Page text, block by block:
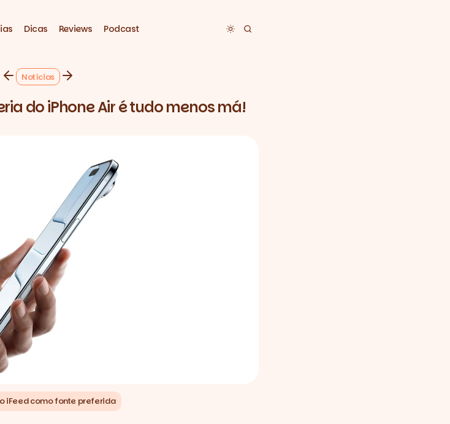
Dicas Reviews Podcast Toggle dark mode
Notícias
do iPhone Air é tudo menos má!
iFeed como fonte preferida